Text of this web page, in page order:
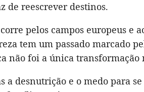
de reescrever destinos.
pelos campos europeus e
tem um passado marcado
não foi a única transformação
a desnutrição e o medo para